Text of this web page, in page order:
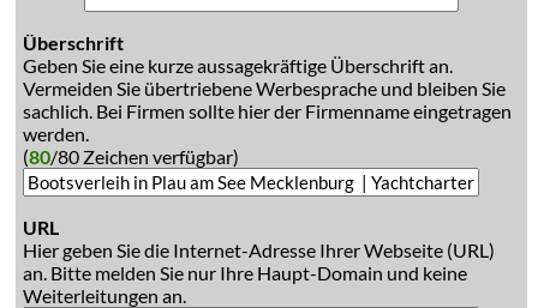
Überschrift
Geben Sie eine kurze aussagekräftige Überschrift an.
Vermeiden Sie übertriebene Werbesprache und bleiben Sie
sachlich. Bei Firmen sollte hier der Firmenname eingetragen
werden.
(80/80 Zeichen verfügbar)
URL
Hier geben Sie die Internet-Adresse Ihrer Webseite (URL)
an. Bitte melden Sie nur Ihre Haupt-Domain und keine
Weiterleitungen an.